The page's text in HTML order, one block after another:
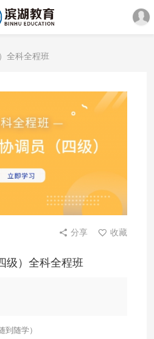
全科全程班
分享 收藏
级）全科全程班
到随学）